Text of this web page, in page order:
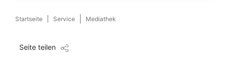
Startseite Service Mediathek
Seite teilen